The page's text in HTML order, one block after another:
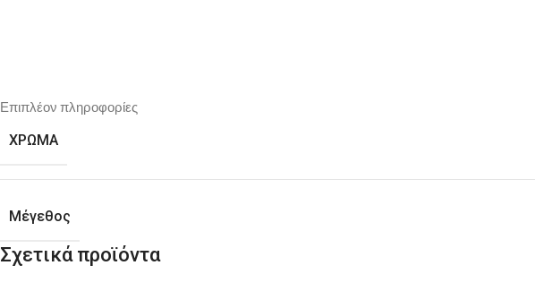
Επιπλέον πληροφορίες
ΧΡΩΜΑ
Μέγεθος
Σχετικά προϊόντα